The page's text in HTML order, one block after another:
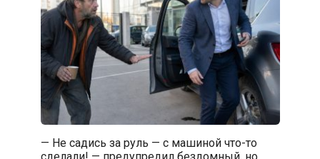
— Не садись за руль — с машиной что-то